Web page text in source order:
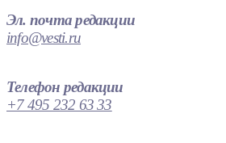
Эл. почта редакции
info@vesti.ru
Телефон редакции
+7 495 232 63 33